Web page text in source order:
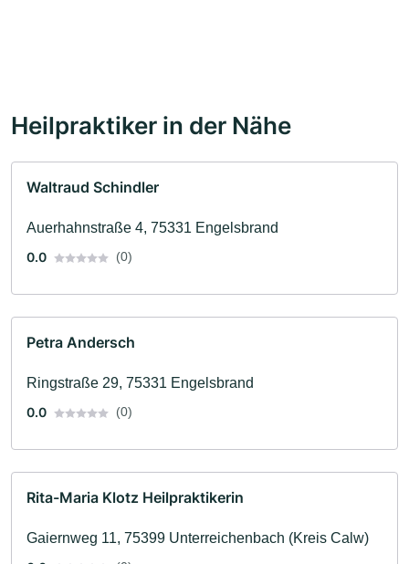
Heilpraktiker in der Nähe
Waltraud Schindler
Auerhahnstraße 4, 75331 Engelsbrand
0.0
(0)
Petra Andersch
Ringstraße 29, 75331 Engelsbrand
0.0
(0)
Rita-Maria Klotz Heilpraktikerin
Gaiernweg 11, 75399 Unterreichenbach (Kreis Calw)